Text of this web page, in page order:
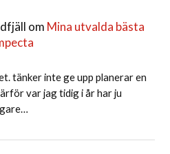
om Mina utvalda bästa
tänker inte ge upp planerar en
var jag tidig i år har ju